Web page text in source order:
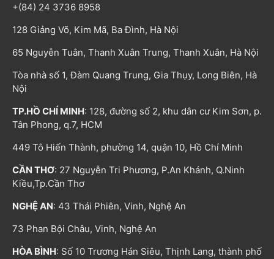
+(84) 24 3736 8958
128 Giảng Võ, Kim Mã, Ba Đình, Hà Nội
65 Nguyễn Tuân, Thanh Xuân Trung, Thanh Xuân, Hà Nội
Tòa nhà số 1, Đàm Quang Trung, Gia Thụy, Long Biên, Hà
Nội
TP.HỒ CHÍ MINH: 128, đường số 2, khu dân cư Kim Sơn, p.
Tân Phong, q.7, HCM
449 Tô Hiến Thành, phường 14, quận 10, Hồ Chí Minh
CẦN THƠ: 27 Nguyễn Tri Phương, P.An Khánh, Q.Ninh
Kiều,Tp.Cần Thơ
NGHỆ AN: 43 Thái Phiên, Vinh, Nghệ An
73 Phan Bội Châu, Vinh, Nghệ An
HÒA BÌNH: Số 10 Trương Hán Siêu, Thịnh Lang, thành phố